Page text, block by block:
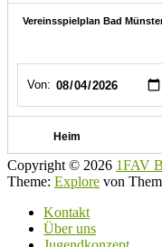
Copyright © 2026 1FAV
Theme: Explore von
Kontakt
Über uns